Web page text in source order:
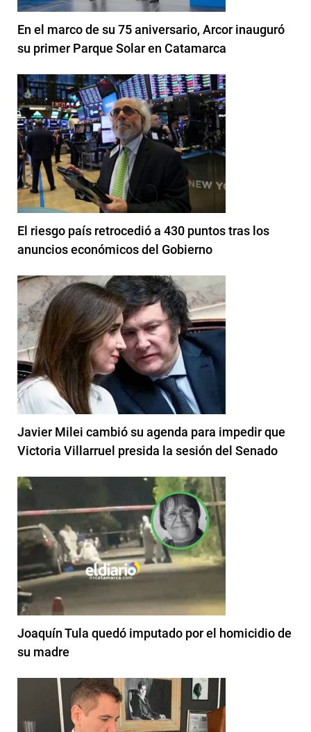
En el marco de su 75 aniversario, Arcor inauguró
su primer Parque Solar en Catamarca
El riesgo país retrocedió a 430 puntos tras los
anuncios económicos del Gobierno
Javier Milei cambió su agenda para impedir que
Victoria Villarruel presida la sesión del Senado
Joaquín Tula quedó imputado por el homicidio de
su madre